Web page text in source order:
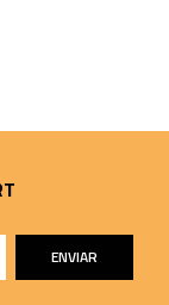
ENVIAR